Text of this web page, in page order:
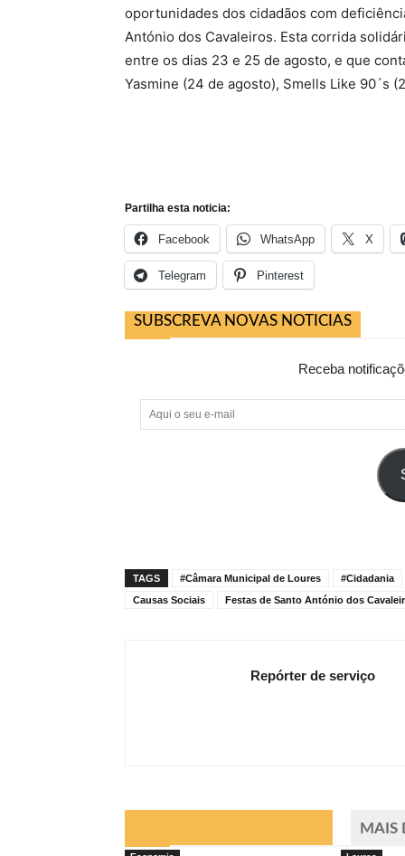
oportunidades dos cidadãos com
António dos Cavaleiros. Esta corrida
entre os dias 23 e 25 de agosto, e que
Yasmine (24 de agosto), Smells Like 90´s
Partilha esta noticia:
Facebook WhatsApp X
Telegram Pinterest
SUBSCREVA NOVAS NOTICIAS
Receba
Aqui
o
TAGS #Câmara Municipal de Loures
#Cidadania
Causas Sociais
Festas de Santo António dos
Repórter de serviço
MAIS